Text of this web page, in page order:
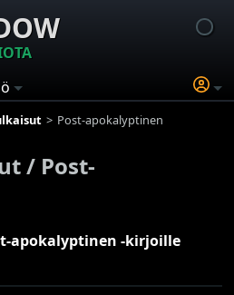
Post-apokalyptinen
/ Post-
apokalyptinen -kirjoille